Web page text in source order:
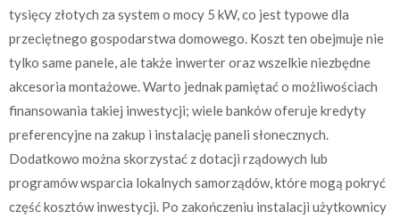
tysięcy złotych za system o mocy 5 kW, co jest typowe dla
przeciętnego gospodarstwa domowego. Koszt ten obejmuje nie
tylko same panele, ale także inwerter oraz wszelkie niezbędne
akcesoria montażowe. Warto jednak pamiętać o możliwościach
finansowania takiej inwestycji; wiele banków oferuje kredyty
preferencyjne na zakup i instalację paneli słonecznych.
Dodatkowo można skorzystać z dotacji rządowych lub
programów wsparcia lokalnych samorządów, które mogą pokryć
część kosztów inwestycji. Po zakończeniu instalacji użytkownicy